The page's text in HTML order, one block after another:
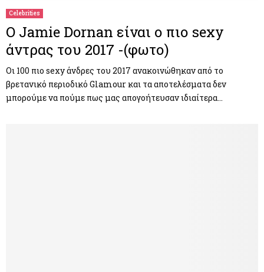
Celebrities
Ο Jamie Dornan είναι ο πιο sexy
άντρας του 2017 -(φωτο)
Οι 100 πιο sexy άνδρες του 2017 ανακοινώθηκαν από το
βρετανικό περιοδικό Glamour και τα αποτελέσματα δεν
μπορούμε να πούμε πως μας απογοήτευσαν ιδιαίτερα…